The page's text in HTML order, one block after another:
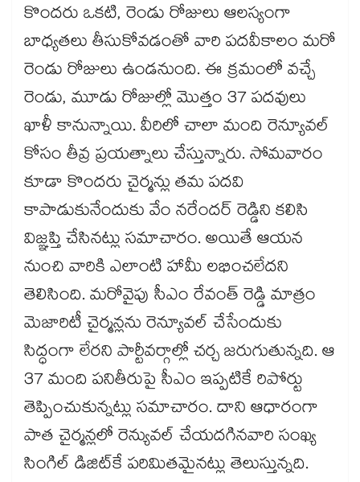
కొందరు ఒకటి, రెండు రోజులు ఆలస్యంగా
బాధ్యతలు తీసుకోవడంతో వారి పదవీకాలం మరో
రెండు రోజులు ఉండనుంది. ఈ క్రమంలో వచ్చే
రెండు, మూడు రోజుల్లో మొత్తం 37 పదవులు
ఖాళీ కానున్నాయి. వీరిలో చాలా మంది రెన్యూవల్
కోసం తీవ్ర ప్రయత్నాలు చేస్తున్నారు. సోమవారం
కూడా కొందరు చైర్మన్లు తమ పదవి
కాపాడుకునేందుకు వేం నరేందర్ రెడ్డిని కలిసి
విజ్ఞప్తి చేసినట్లు సమాచారం. అయితే ఆయన
నుంచి వారికి ఎలాంటి హామీ లభించలేదని
తెలిసింది. మరోవైపు సీఎం రేవంత్ రెడ్డి మాత్రం
మెజారిటీ చైర్మన్లను రెన్యూవల్ చేసేందుకు
సిద్ధంగా లేరని పార్టీవర్గాల్లో చర్చ జరుగుతున్నది. ఆ
37 మంది పనితీరుపై సీఎం ఇప్పటికే రిపోర్టు
తెప్పించుకున్నట్లు సమాచారం. దాని ఆధారంగా
పాత చైర్మన్లలో రెన్యువల్ చేయదగినవారి సంఖ్య
సింగిల్ డిజిట్‌‌కే పరిమితమైనట్లు తెలుస్తున్నది.